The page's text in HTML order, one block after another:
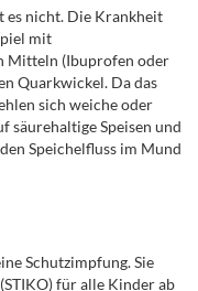
es nicht. Die Krankheit
mit
Mitteln (Ibuprofen oder
Quarkwickel. Da das
sich weiche oder
säurehaltige Speisen und
Speichelfluss im Mund
Schutzimpfung. Sie
für alle Kinder ab